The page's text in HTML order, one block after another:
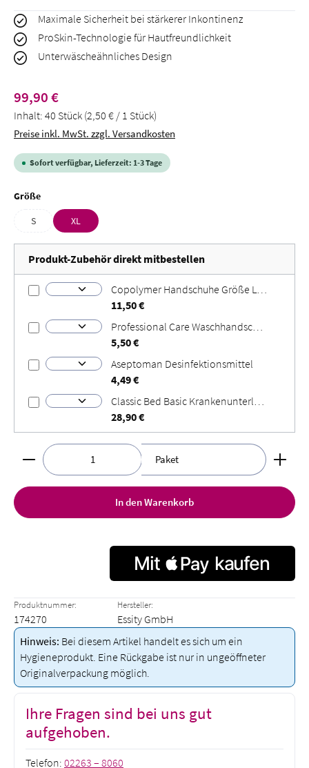
Maximale Sicherheit bei stärkerer Inkontinenz
ProSkin-Technologie für Hautfreundlichkeit
Unterwäscheähnliches Design
Regulärer Preis:
99,90 €
Inhalt: 40 Stück (2,50 € / 1 Stück)
Preise inkl. MwSt. zzgl. Versandkosten
Sofort verfügbar, Lieferzeit: 1-3 Tage
Größeauswählen
S
(Diese Option ist zurzeit nicht verfügbar.)
XL
Produkt-Zubehör direkt mitbestellen
Copolymer Handschuhe Größe L Größe: L
11,50 €
Professional Care Waschhandschuhe
5,50 €
Aseptoman Desinfektionsmittel
4,49 €
Classic Bed Basic Krankenunterlagen
28,90 €
Produkt Anzahl: Gib den gewünschten Wert ein oder
Paket
In den Warenkorb
Produktnummer:
174270
Hersteller:
Essity GmbH
Hinweis: Bei diesem Artikel handelt es sich um ein
Hygieneprodukt. Eine Rückgabe ist nur in ungeöffneter
Originalverpackung möglich.
Ihre Fragen sind bei uns gut
aufgehoben.
Telefon: 02263 – 8060